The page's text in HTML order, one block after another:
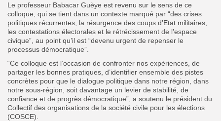
Le professeur Babacar Guèye est revenu sur le sens de ce
colloque, qui se tient dans un contexte marqué par “des crises
politiques récurrentes, la résurgence des coups d’Etat militaires,
les contestations électorales et le rétrécissement de l’espace
civique”, au point qu’il est “devenu urgent de repenser le
processus démocratique”.
“Ce colloque est l’occasion de confronter nos expériences, de
partager les bonnes pratiques, d’identifier ensemble des pistes
concrètes pour que le dialogue politique dans notre région, dans
notre sous-région, soit davantage un levier de stabilité, de
confiance et de progrès démocratique”, a soutenu le président du
Collectif des organisations de la société civile pour les élections
(COSCE).